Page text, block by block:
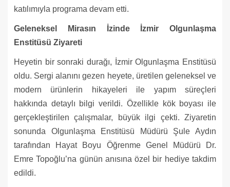
katılımıyla programa devam etti.
Geleneksel Mirasın İzinde İzmir Olgunlaşma
Enstitüsü Ziyareti
Heyetin bir sonraki durağı, İzmir Olgunlaşma Enstitüsü
oldu. Sergi alanını gezen heyete, üretilen geleneksel ve
modern ürünlerin hikayeleri ile yapım süreçleri
hakkında detaylı bilgi verildi. Özellikle kök boyası ile
gerçekleştirilen çalışmalar, büyük ilgi çekti. Ziyaretin
sonunda Olgunlaşma Enstitüsü Müdürü Şule Aydın
tarafından Hayat Boyu Öğrenme Genel Müdürü Dr.
Emre Topoğlu’na günün anısına özel bir hediye takdim
edildi.